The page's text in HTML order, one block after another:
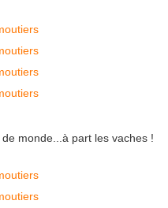
monde...à part les vaches !